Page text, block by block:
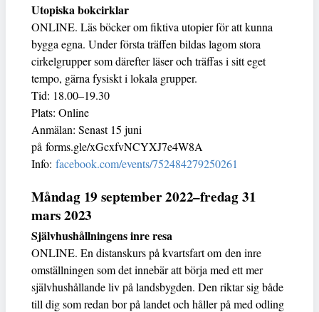
Utopiska bokcirklar
ONLINE. Läs böcker om fiktiva utopier för att kunna
bygga egna. Under första träffen bildas lagom stora
cirkelgrupper som därefter läser och träffas i sitt eget
tempo, gärna fysiskt i lokala grupper.
Tid: 18.00–19.30
Plats: Online
Anmälan: Senast 15 juni
på forms.gle/xGcxfvNCYXJ7e4W8A
Info: facebook.com/events/752484279250261
Måndag 19 september 2022–fredag 31
mars 2023
Självhushållningens inre resa
ONLINE. En distanskurs på kvartsfart om den inre
omställningen som det innebär att börja med ett mer
självhushållande liv på landsbygden. Den riktar sig både
till dig som redan bor på landet och håller på med odling